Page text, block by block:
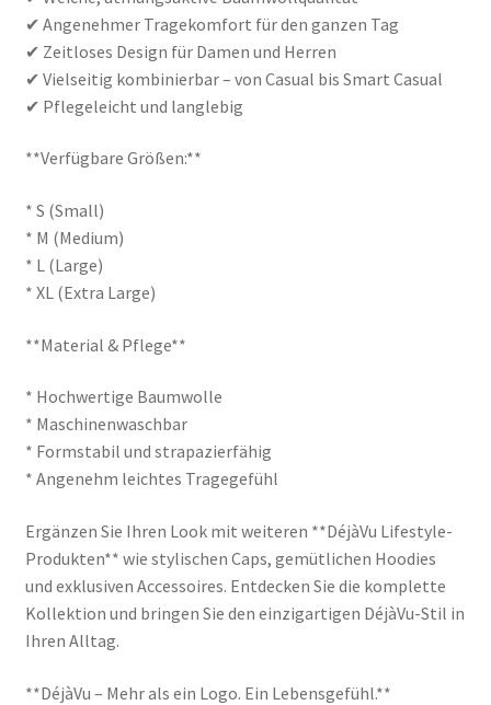
✔ Angenehmer Tragekomfort für den ganzen Tag
✔ Zeitloses Design für Damen und Herren
✔ Vielseitig kombinierbar – von Casual bis Smart Casual
✔ Pflegeleicht und langlebig
**Verfügbare Größen:**
* S (Small)
* M (Medium)
* L (Large)
* XL (Extra Large)
**Material & Pflege**
* Hochwertige Baumwolle
* Maschinenwaschbar
* Formstabil und strapazierfähig
* Angenehm leichtes Tragegefühl
Ergänzen Sie Ihren Look mit weiteren **DéjàVu Lifestyle-
Produkten** wie stylischen Caps, gemütlichen Hoodies
und exklusiven Accessoires. Entdecken Sie die komplette
Kollektion und bringen Sie den einzigartigen DéjàVu-Stil in
Ihren Alltag.
**DéjàVu – Mehr als ein Logo. Ein Lebensgefühl.**